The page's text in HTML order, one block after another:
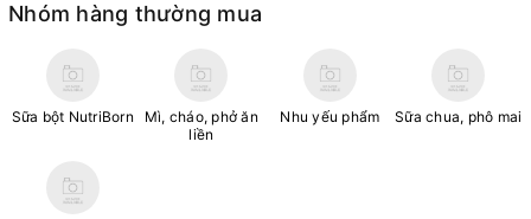
Nhóm hàng thường mua
Sữa bột NutriBorn
Mì, cháo, phở ăn
liền
Nhu yếu phẩm Sữa chua, phô mai